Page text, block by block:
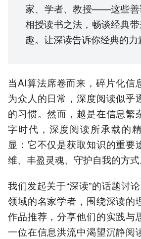
家、学者、教授——这些善
相授读书之法，畅谈经典
趣。让深读告诉你经典的力
当AI算法席卷而来，碎片化信
为众人的日常，深度阅读似乎
的习惯。然而，越是在信息繁
字时代，深度阅读所承载的
显：它不仅是获取知识的重要
维、丰盈灵魂、守护自我的方式
我们发起关于“深读”的话题讨
领域的名家学者，围绕深读的
作品推荐，分享他们的实践与
一位在信息洪流中渴望沉静阅